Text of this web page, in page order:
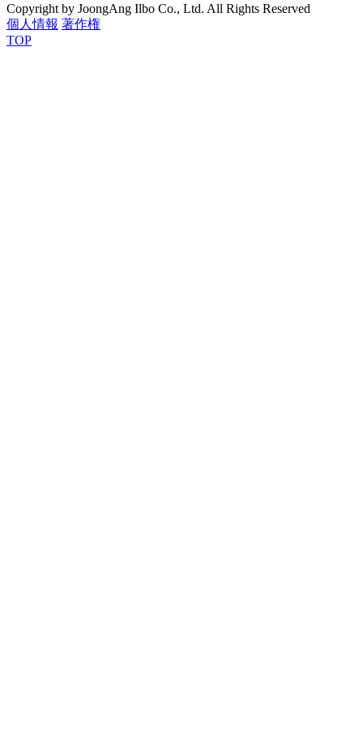
Copyright by JoongAng Ilbo Co., Ltd. All Rights Reserved
個人情報 著作権
TOP